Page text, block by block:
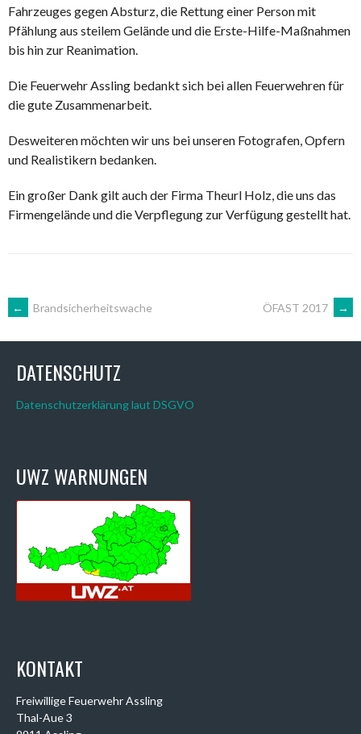
Fahrzeuges gegen Absturz, die Rettung einer Person mit
Pfählung aus steilem Gelände und die Erste-Hilfe-Maßnahmen
bis hin zur Reanimation.
Die Feuerwehr Assling bedankt sich bei allen Feuerwehren für
die gute Zusammenarbeit.
Desweiteren möchten wir uns bei unseren Fotografen, Opfern
und Realistikern bedanken.
Ein großer Dank gilt auch der Firma Theurl Holz, die uns das
Firmengelände und die Verpflegung zur Verfügung gestellt hat.
ARTIKEL-
NAVIGATION
← Brandsicherheitswache ÖFAST 2017 →
DATENSCHUTZ
Datenschutzerklärung laut DSGVO
UWZ WARNUNGEN
KONTAKT
Freiwillige Feuerwehr Assling
Thal-Aue 3